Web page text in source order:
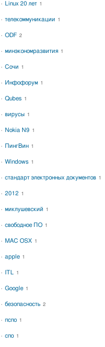
Linux 20 лет 1
телекоммуникации 1
ODF 2
минэкономразвития 1
Сочи 1
Инфофорум 1
Qubes 1
вирусы 1
Nokia N9 1
ПингВин 1
Windows 1
стандарт электронных документов 1
2012 1
миклушевский 1
свободное ПО 1
MAC OSX 1
apple 1
ITL 1
Google 1
безопасность 2
пспо 1
спо 1